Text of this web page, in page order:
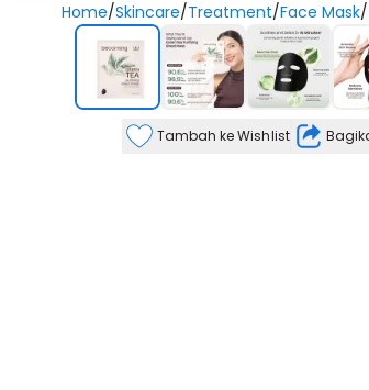
Home/Skincare/Treatment/Face Mask/
Tambah ke Wishlist